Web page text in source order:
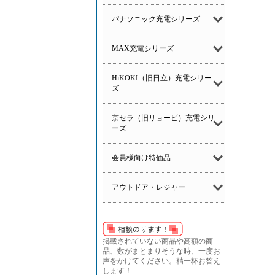
パナソニック充電シリーズ
MAX充電シリーズ
HiKOKI（旧日立）充電シリー
ズ
京セラ（旧リョービ）充電シリ
ーズ
会員様向け特価品
アウトドア・レジャー
掲載されていない商品や高額の商
品、数がまとまりそうな時、一度お
声をかけてください。精一杯お答え
します！